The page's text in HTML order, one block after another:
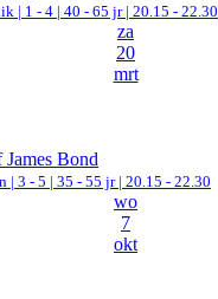
| 1 - 4 | 40 - 65 jr | 20.15 - 22.30
za
20
mrt
Bond
| 3 - 5 | 35 - 55 jr | 20.15 - 22.30
wo
7
okt